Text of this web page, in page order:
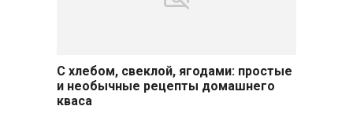
С хлебом, свеклой, ягодами: простые
и необычные рецепты домашнего
кваса